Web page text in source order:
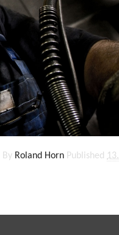
By Roland Horn Published